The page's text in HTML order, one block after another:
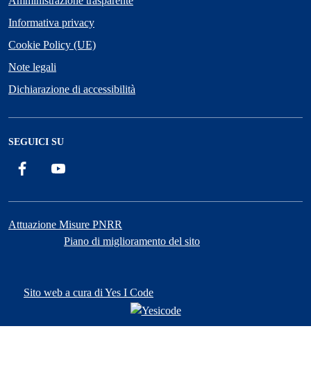
Informativa privacy
Cookie Policy (UE)
Note legali
Dichiarazione di accessibilità
SEGUICI SU
Facebook
Attuazione Misure PNRR
Piano di miglioramento del sito
Sito web a cura di Yes I Code